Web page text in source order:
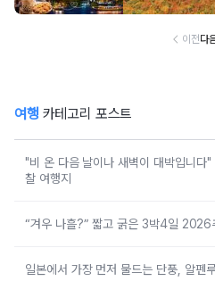
zip
이전다
여행 카테고리 포스트
"비 온 다음 날이나 새벽이 대박입니
찰 여행지
“겨우 나흘?” 짧고 굵은 3박4일 2026
일본에서 가장 먼저 물드는 단풍, 알펜